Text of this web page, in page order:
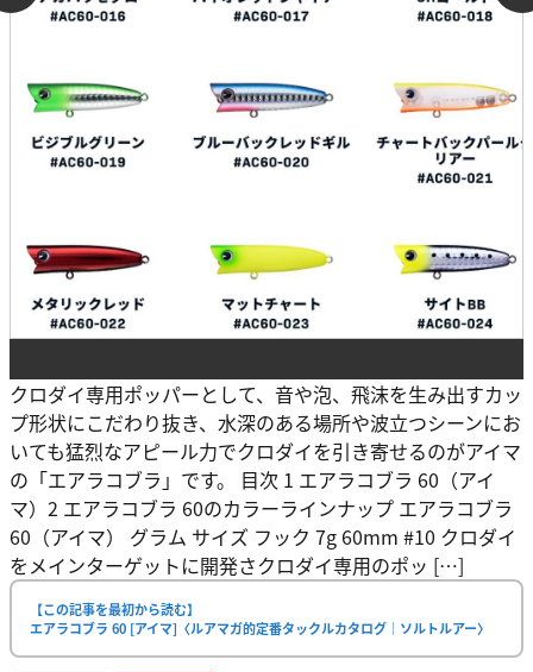
クロダイ専用ポッパーとして、音や泡、飛沫を生み出すカッ
プ形状にこだわり抜き、水深のある場所や波立つシーンにお
いても猛烈なアピール力でクロダイを引き寄せるのがアイマ
の「エアラコブラ」です。 目次 1 エアラコブラ 60（アイ
マ）2 エアラコブラ 60のカラーラインナップ エアラコブラ
60（アイマ） グラム サイズ フック 7g 60mm #10 クロダイ
をメインターゲットに開発さクロダイ専用のポッ […]
【この記事を最初から読む】
エアラコブラ 60 [アイマ]〈ルアマガ的定番タックルカタログ｜ソルトルアー〉